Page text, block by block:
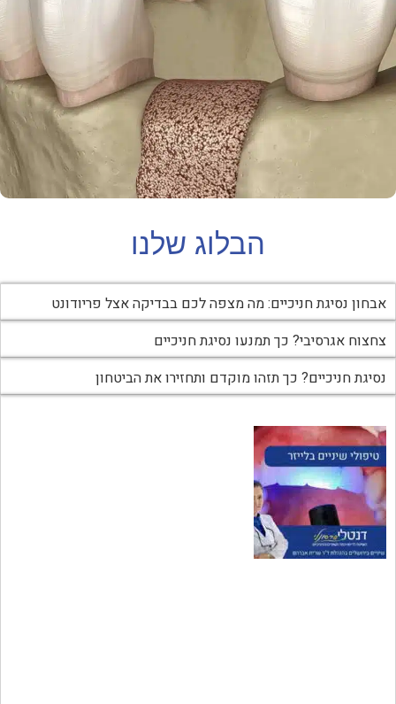
הבלוג שלנו
אבחון נסיגת חניכיים: מה מצפה לכם בבדיקה אצל פריודונט
צחצוח אגרסיבי? כך תמנעו נסיגת חניכיים
נסיגת חניכיים? כך תזהו מוקדם ותחזירו את הביטחון